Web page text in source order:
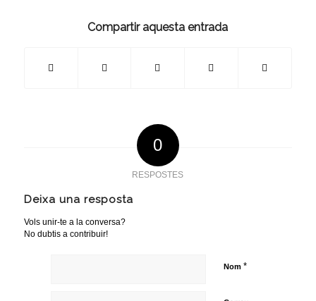
Compartir aquesta entrada
0
RESPOSTES
Deixa una resposta
Vols unir-te a la conversa?
No dubtis a contribuir!
Nom *